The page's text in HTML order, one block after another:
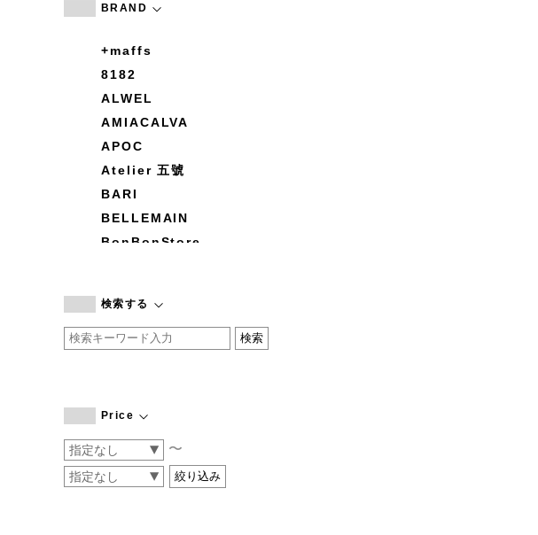
BRAND
+maffs
8182
ALWEL
AMIACALVA
APOC
Atelier 五號
BARI
BELLEMAIN
BonBonStore
by basics
CATWORTH
COGTHEBIGSMOKE
CONVERSE
DEAN & DELUCA
検索する
Price
〜